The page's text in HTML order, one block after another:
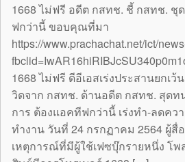
1668 ไม่ฟรี อดีต กสทช. ชี้ กสทช. ชุ
ฟกว่านี้ ขอบคุณที่มา
https://www.prachachat.net/ict/
1668 ไม่ฟรี ดีอีเอสเร่งประสานยกเ
วิดจาก กสทช. ด้านอดีต กสทช. สุด
การ ต้องแอคทีฟกว่านี้ เร่งทำ-ลดค
ทำงาน วันที่ 24 กรกฏาคม 2564 ผู้สื่
เหตุการณ์ที่มีผู้ใช้เฟซบุ๊กรายหนึ่ง โ